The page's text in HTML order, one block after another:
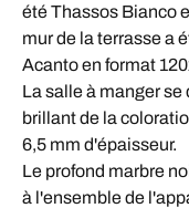
été Thassos Bianco
mur de la terrasse a
Acanto en format
La salle à manger
brillant de la
6,5 mm d'épaisseur.
Le profond marbre
à l'ensemble de